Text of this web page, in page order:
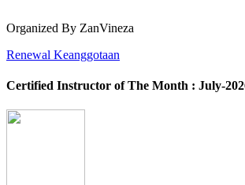
Organized By ZanVineza
Renewal Keanggotaan
Certified Instructor of The Month : July-